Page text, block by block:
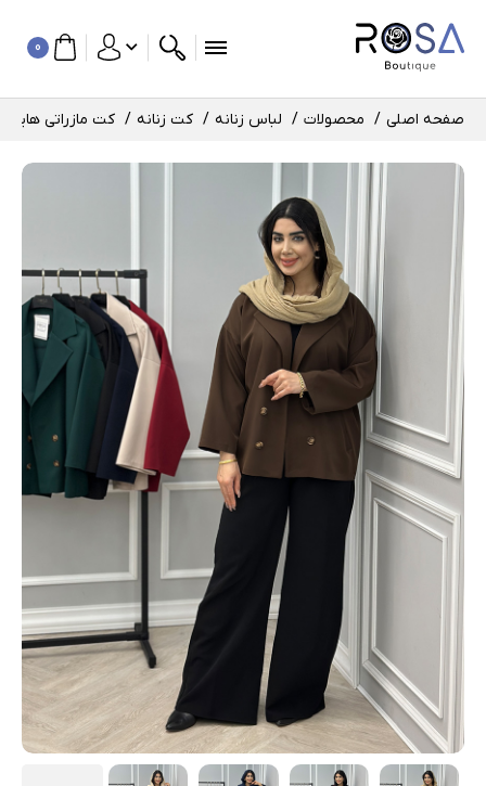
0
صفحه اصلی محصولات لباس زنانه کت زنانه کت مازراتی هایده کد